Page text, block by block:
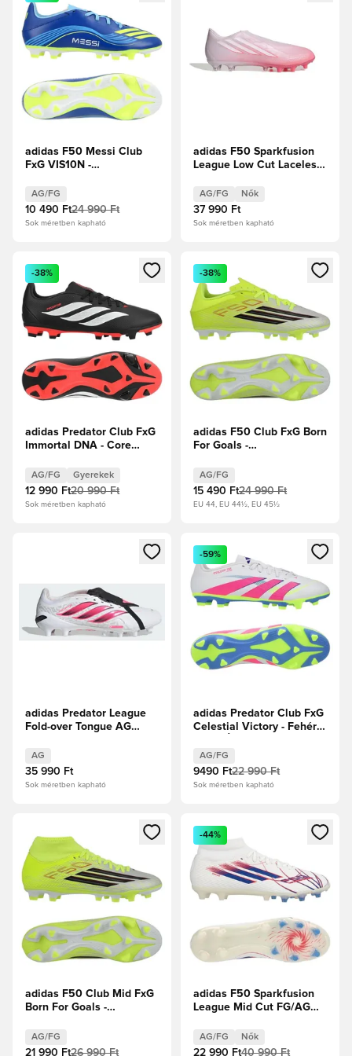
adidas F50 Messi Club
FxG VIS10N -
kék ragyogás
AG/FG
10 490 Ft24 990 Ft
Sok méretben kapható
adidas F50 Sparkfusion
League Low Cut Laceless
Női
AG/FG Nők
37 990 Ft
Sok méretben kapható
Megnyit egy modált a bejelentkezéshez vagy a tagként
-38%
adidas Predator Club FxG
Immortal DNA - Core
Élénkpiros Gyerek
AG/FG Gyerekek
12 990 Ft20 990 Ft
Sok méretben kapható
Megnyit egy modált a
-38%
adidas F50 Club FxG Born
For Goals -
Élénkpiros
AG/FG
15 490 Ft24 990 Ft
EU 44, EU 44½, EU 45½
Megnyit egy modált a bejelentkezéshez vagy a tagként
adidas Predator League
Fold-over Tongue AG
AG
35 990 Ft
Sok méretben kapható
Megnyit egy modált a
-59%
adidas Predator Club FxG
Celestial Victory - Fehér
rózsaszín/Lucid Lemon
AG/FG
9490 Ft22 990 Ft
Sok méretben kapható
Megnyit egy modált a bejelentkezéshez vagy a tagként
adidas F50 Club Mid FxG
Born For Goals -
Élénkpiros
AG/FG
21 990 Ft26 990 Ft
Megnyit egy modált a
-44%
adidas F50 Sparkfusion
League Mid Cut FG/AG
cipők/Királykék/
Élénkpiros Női
AG/FG Nők
22 990 Ft40 990 Ft